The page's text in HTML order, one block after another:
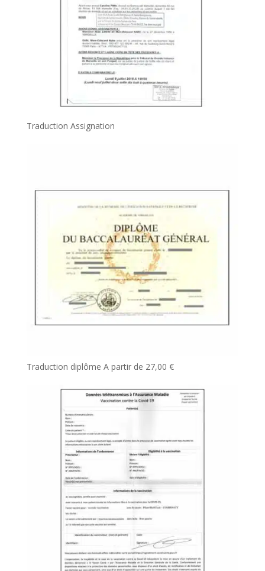
Traduction Assignation
Traduction diplôme A partir de 27,00 €